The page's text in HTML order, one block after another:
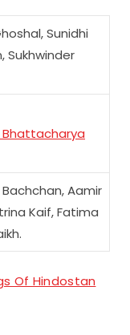
Sunidhi
Sukhwinder
Aamir
Kaif, Fatima
Of Hindostan